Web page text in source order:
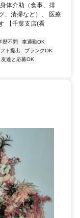
体介助（食事、排
、清掃など）、 医療
【千葉支店(看
歴不問
車通勤OK
ト提出
ブランクOK
友達と応募OK